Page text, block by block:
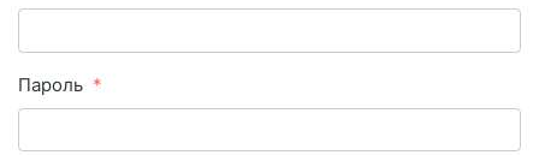
Пароль